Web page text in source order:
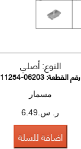
النوع: أصلي
رقم القطعة:11254-06203
مسمار
ر. س.6.49
اضافة للسلة